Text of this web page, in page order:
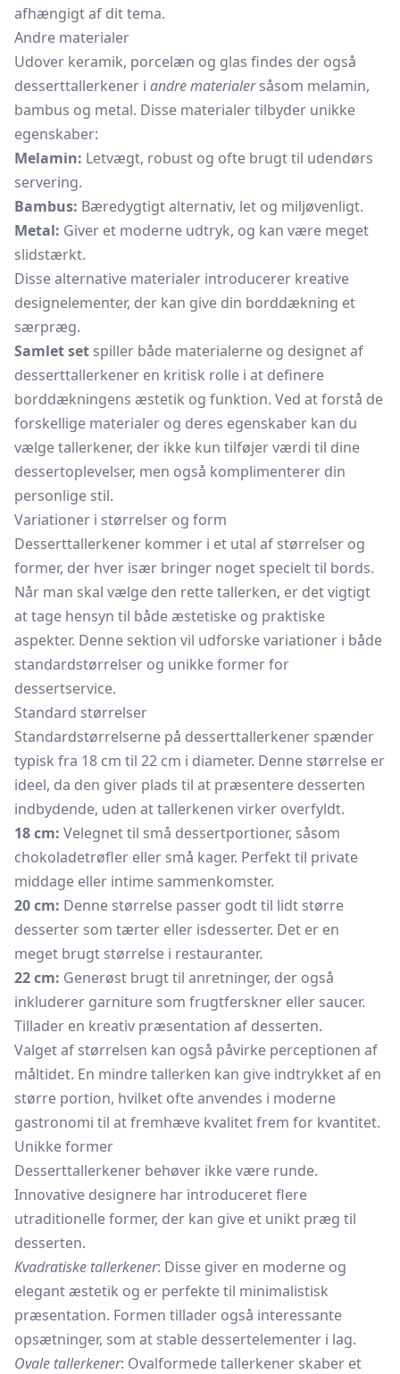
afhængigt af dit tema.
Andre materialer
Udover keramik, porcelæn og glas findes der også
desserttallerkener i andre materialersåsom melamin,
bambus og metal. Disse materialer tilbyder unikke
egenskaber:
Melamin: Letvægt, robust og ofte brugt til udendørs
servering.
Bambus: Bæredygtigt alternativ, let og miljøvenligt.
Metal: Giver et moderne udtryk, og kan være meget
slidstærkt.
Disse alternative materialer introducerer kreative
designelementer, der kan give din borddækning et
særpræg.
Samlet set spiller både materialerne og designet af
desserttallerkener en kritisk rolle i at definere
borddækningens æstetik og funktion. Ved at forstå de
forskellige materialer og deres egenskaber kan du
vælge tallerkener, der ikke kun tilføjer værdi til dine
dessertoplevelser, men også komplimenterer din
personlige stil.
Variationer i størrelser og form
Desserttallerkener kommer i et utal af størrelser og
former, der hver især bringer noget specielt til bords.
Når man skal vælge den rette tallerken, er det vigtigt
at tage hensyn til både æstetiske og praktiske
aspekter. Denne sektion vil udforske variationer i både
standardstørrelser og unikke former for
dessertservice.
Standard størrelser
Standardstørrelserne på desserttallerkener spænder
typisk fra 18 cm til 22 cm i diameter. Denne størrelse er
ideel, da den giver plads til at præsentere desserten
indbydende, uden at tallerkenen virker overfyldt.
18 cm: Velegnet til små dessertportioner, såsom
chokoladetrøfler eller små kager. Perfekt til private
middage eller intime sammenkomster.
20 cm: Denne størrelse passer godt til lidt større
desserter som tærter eller isdesserter. Det er en
meget brugt størrelse i restauranter.
22 cm: Generøst brugt til anretninger, der også
inkluderer garniture som frugtferskner eller saucer.
Tillader en kreativ præsentation af desserten.
Valget af størrelsen kan også påvirke perceptionen af
måltidet. En mindre tallerken kan give indtrykket af en
større portion, hvilket ofte anvendes i moderne
gastronomi til at fremhæve kvalitet frem for kvantitet.
Unikke former
Desserttallerkener behøver ikke være runde.
Innovative designere har introduceret flere
utraditionelle former, der kan give et unikt præg til
desserten.
Kvadratiske tallerkener: Disse giver en moderne og
elegant æstetik og er perfekte til minimalistisk
præsentation. Formen tillader også interessante
opsætninger, som at stable dessertelementer i lag.
Ovale tallerkener: Ovalformede tallerkener skaber et